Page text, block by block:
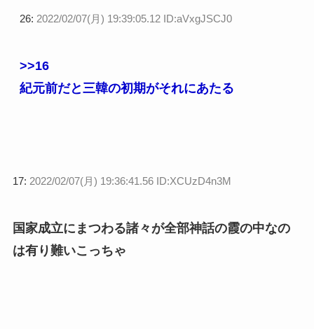
26: 2022/02/07(月) 19:39:05.12 ID:aVxgJSCJ0
>>16
紀元前だと三韓の初期がそれにあたる
17: 2022/02/07(月) 19:36:41.56 ID:XCUzD4n3M
国家成立にまつわる諸々が全部神話の霞の中なの
は有り難いこっちゃ